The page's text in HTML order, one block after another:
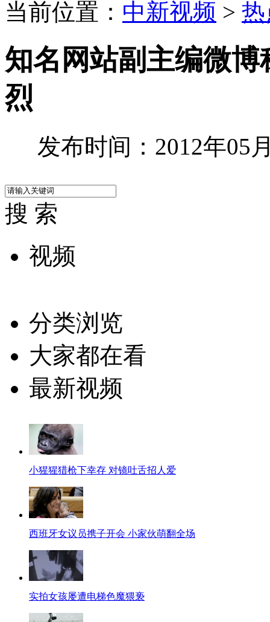
当前位置： 中新视频 >
知名网站副主编微
烈
发布时间：2012年05
搜 索
视频
分类浏览
大家都在看
最新视频
小猩猩猎枪下幸存 对镜吐舌招人爱
西班牙女议员携子开会 小家伙萌翻全场
实拍女孩屡遭电梯色魔猥亵